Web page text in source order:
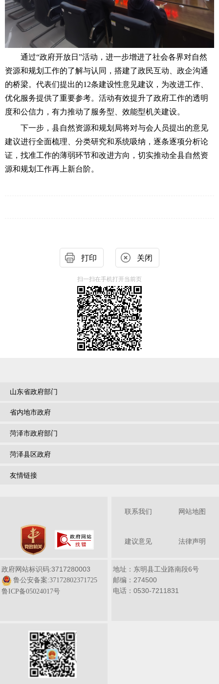
通过“政府开放日 ”活动，进一步增进了社会各界对自然
资源和规划工作的了解与认同，搭建了政民互动、政企沟通
的桥梁。代表们提出的12条建设性意见建议，为改进工作、
优化服务提供了重要参考。活动有效提升了政府工作的透明
度和公信力，有力推动了服务型、效能型机关建设。
下一步，县自然资源和规划局将对与会人员提出的意见
建议进行全面梳理、分类研究和系统吸纳，逐条逐项分析论
证，找准工作的薄弱环节和改进方向，切实推动全县自然资
源和规划工作再上新台阶。
打印 关闭
扫一扫在手机打开当前页
山东省政府部门
省内地市政府
菏泽市政府部门
菏泽县区政府
友情链接
联系我们 网站地图
建议意见 法律声明
政府网站标识码:3717280003
鲁公安备案:37172802371725
鲁ICP备05024017号
地址：东明县工业路南段6号
邮编：274500
电话：0530-7211831